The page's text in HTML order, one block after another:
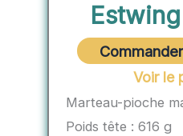
Voir le
Marteau-pioche
Poids tête : 616 g